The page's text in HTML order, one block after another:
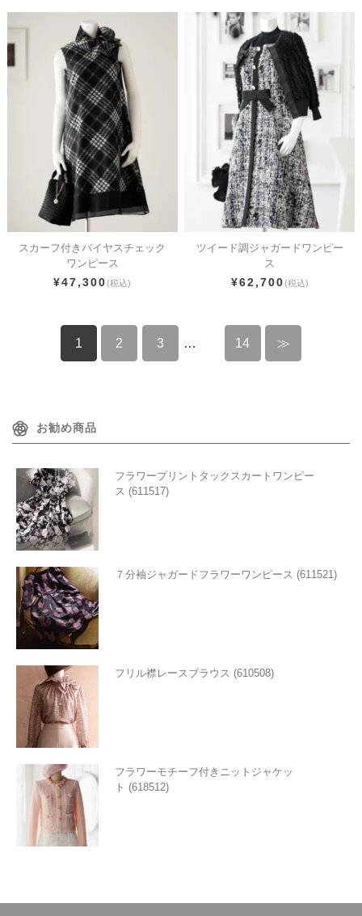
スカーフ付きバイヤスチェック
ワンピース
¥47,300(税込)
ツイード調ジャガードワンピー
ス
¥62,700(税込)
1 2 3 … 14 ≫
お勧め商品
フラワープリントタックスカートワンピー
ス (611517)
７分袖ジャガードフラワーワンピース (611521)
フリル襟レースブラウス (610508)
フラワーモチーフ付きニットジャケッ
ト (618512)